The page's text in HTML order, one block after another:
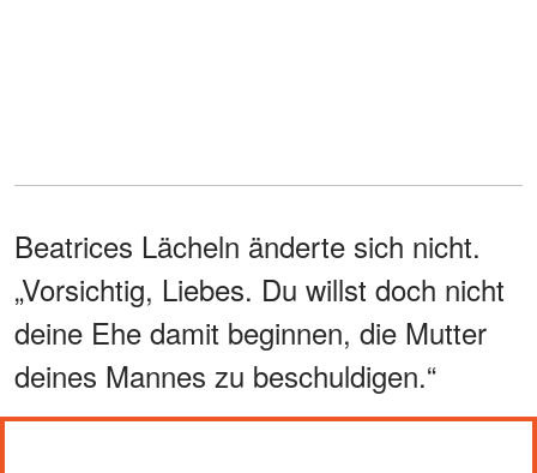
Beatrices Lächeln änderte sich nicht.
„Vorsichtig, Liebes. Du willst doch nicht
deine Ehe damit beginnen, die Mutter
deines Mannes zu beschuldigen.“